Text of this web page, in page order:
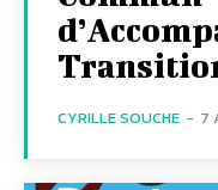
CYRILLE SOUCHE - 7